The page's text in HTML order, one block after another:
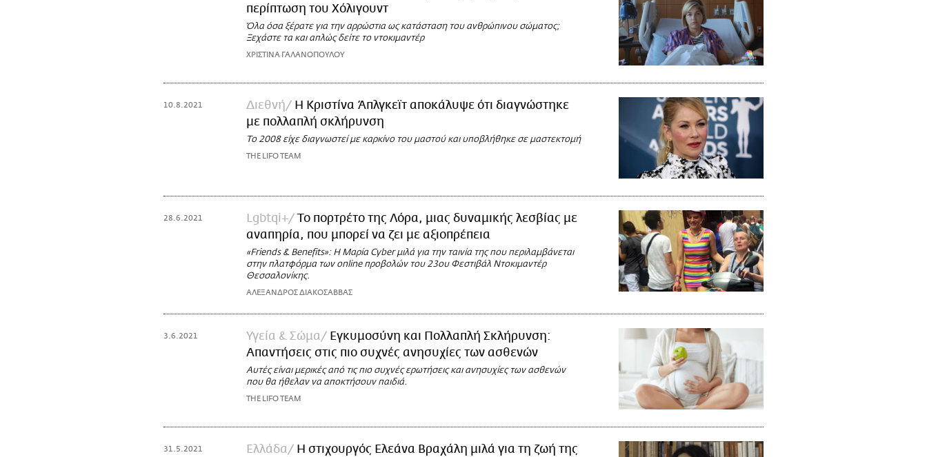
περίπτωση του Χόλιγουντ
Όλα όσα ξέρατε για την αρρώστια ως κατάσταση του ανθρώπινου σώματος;
Ξεχάστε τα και απλώς δείτε το ντοκιμαντέρ
ΧΡΙΣΤΙΝΑ ΓΑΛΑΝΟΠΟΥΛΟΥ
10.8.2021 Διεθνή
Η Κριστίνα Άπλγκεϊτ αποκάλυψε ότι διαγνώστηκε
με πολλαπλή σκλήρυνση
Το 2008 είχε διαγνωστεί με καρκίνο του μαστού και υποβλήθηκε σε μαστεκτομή
THE LIFO TEAM
28.6.2021 Lgbtqi+
Το πορτρέτο της Λόρα, μιας δυναμικής λεσβίας με
αναπηρία, που μπορεί να ζει με αξιοπρέπεια
«Friends & Benefits»: Η Μαρία Cyber μιλά για την ταινία της που περιλαμβάνεται
στην πλατφόρμα των online προβολών του 23ου Φεστιβάλ Ντοκιμαντέρ
Θεσσαλονίκης.
ΑΛΕΞΑΝΔΡΟΣ ΔΙΑΚΟΣΑΒΒΑΣ
3.6.2021 Υγεία & Σώμα
Εγκυμοσύνη και Πολλαπλή Σκλήρυνση:
Απαντήσεις στις πιο συχνές ανησυχίες των ασθενών
Αυτές είναι μερικές από τις πιο συχνές ερωτήσεις και ανησυχίες των ασθενών
που θα ήθελαν να αποκτήσουν παιδιά.
THE LIFO TEAM
31.5.2021 Ελλάδα
Η στιχουργός Ελεάνα Βραχάλη μιλά για τη ζωή της